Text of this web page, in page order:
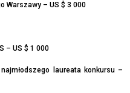
Warszawy – US $ 3 000
– US $ 1 000
laureata konkursu –